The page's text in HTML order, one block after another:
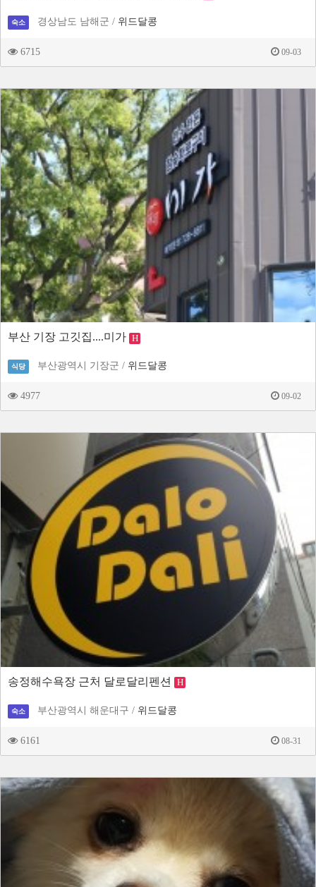
숙소 경상남도 남해군 / 위드달콩
6715 09-03
부산 기장 고깃집....미가 H
식당 부산광역시 기장군 / 위드달콩
4977 09-02
송정해수욕장 근처 달로달리펜션 H
숙소 부산광역시 해운대구 / 위드달콩
6161 08-31